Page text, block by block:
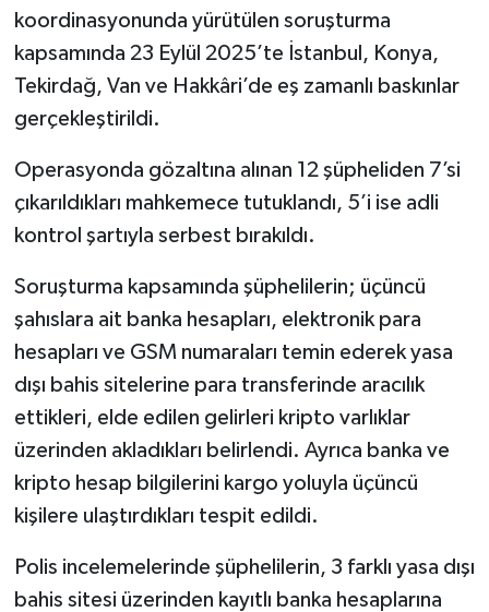
koordinasyonunda yürütülen soruşturma
kapsamında 23 Eylül 2025’te İstanbul, Konya,
Tekirdağ, Van ve Hakkâri’de eş zamanlı baskınlar
gerçekleştirildi.
Operasyonda gözaltına alınan 12 şüpheliden 7’si
çıkarıldıkları mahkemece tutuklandı, 5’i ise adli
kontrol şartıyla serbest bırakıldı.
Soruşturma kapsamında şüphelilerin; üçüncü
şahıslara ait banka hesapları, elektronik para
hesapları ve GSM numaraları temin ederek yasa
dışı bahis sitelerine para transferinde aracılık
ettikleri, elde edilen gelirleri kripto varlıklar
üzerinden akladıkları belirlendi. Ayrıca banka ve
kripto hesap bilgilerini kargo yoluyla üçüncü
kişilere ulaştırdıkları tespit edildi.
Polis incelemelerinde şüphelilerin, 3 farklı yasa dışı
bahis sitesi üzerinden kayıtlı banka hesaplarına